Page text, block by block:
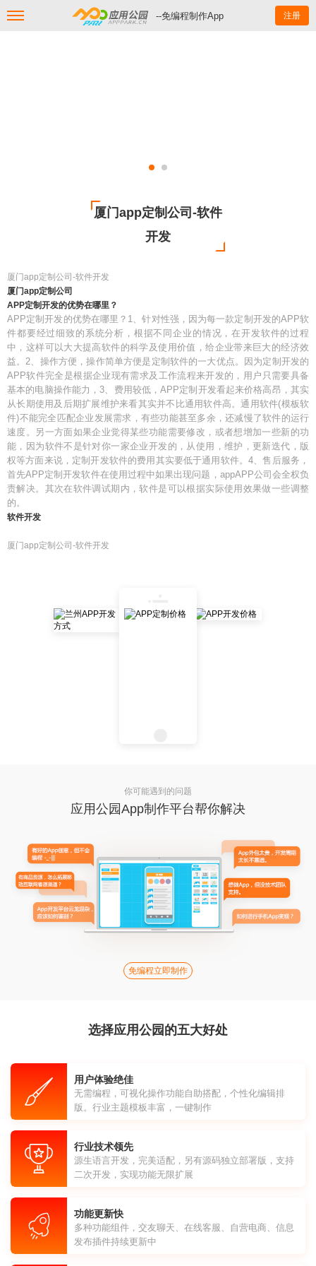
--免编程制作App 注册
厦门app定制公司-软件
开发
厦门app定制公司-软件开发
厦门app定制公司
APP定制开发的优势在哪里？
APP定制开发的优势在哪里？1、针对性强，因为每一款定制开发的APP软
件都要经过细致的系统分析，根据不同企业的情况，在开发软件的过程
中，这样可以大大提高软件的科学及使用价值，给企业带来巨大的经济效
益。2、操作方便，操作简单方便是定制软件的一大优点。因为定制开发的
APP软件完全是根据企业现有需求及工作流程来开发的，用户只需要具备
基本的电脑操作能力，3、费用较低，APP定制开发看起来价格高昂，其实
从长期使用及后期扩展维护来看其实并不比通用软件高。通用软件(模板软
件)不能完全匹配企业发展需求，有些功能甚至多余，还减慢了软件的运行
速度。另一方面如果企业觉得某些功能需要修改，或者想增加一些新的功
能，因为软件不是针对你一家企业开发的，从使用，维护，更新迭代，版
权等方面来说，定制开发软件的费用其实要低于通用软件。4、售后服务，
首先APP定制开发软件在使用过程中如果出现问题，appAPP公司会全权负
责解决。其次在软件调试期内，软件是可以根据实际使用效果做一些调整
的。
软件开发
厦门app定制公司-软件开发
你可能遇到的问题
应用公园App制作平台帮你解决
免编程立即制作
选择应用公园的五大好处
用户体验绝佳
无需编程，可视化操作功能自助搭配，个性化编辑排
版。行业主题模板丰富，一键制作
行业技术领先
源生语言开发，完美适配，另有源码独立部署版，支持
二次开发，实现功能无限扩展
功能更新快
多种功能组件，交友聊天、在线客服、自营电商、信息
发布插件持续更新中